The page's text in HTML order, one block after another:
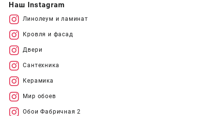
Наш Instagram
Линолеум и ламинат
Кровля и фасад
Двери
Сантехника
Керамика
Мир обоев
Обои Фабричная 2